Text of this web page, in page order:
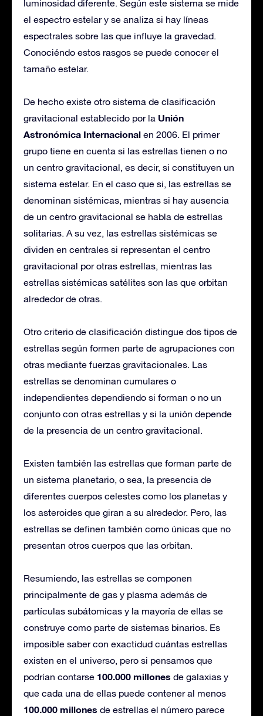
luminosidad diferente. Según este sistema se mide
el espectro estelar y se analiza si hay líneas
espectrales sobre las que influye la gravedad.
Conociéndo estos rasgos se puede conocer el
tamaño estelar.
De hecho existe otro sistema de clasificación
gravitacional establecido por la Unión
Astronómica Internacional en 2006. El primer
grupo tiene en cuenta si las estrellas tienen o no
un centro gravitacional, es decir, si constituyen un
sistema estelar. En el caso que si, las estrellas se
denominan sistémicas, mientras si hay ausencia
de un centro gravitacional se habla de estrellas
solitarias. A su vez, las estrellas sistémicas se
dividen en centrales si representan el centro
gravitacional por otras estrellas, mientras las
estrellas sistémicas satélites son las que orbitan
alrededor de otras.
Otro criterio de clasificación distingue dos tipos de
estrellas según formen parte de agrupaciones con
otras mediante fuerzas gravitacionales. Las
estrellas se denominan cumulares o
independientes dependiendo si forman o no un
conjunto con otras estrellas y si la unión depende
de la presencia de un centro gravitacional.
Existen también las estrellas que forman parte de
un sistema planetario, o sea, la presencia de
diferentes cuerpos celestes como los planetas y
los asteroides que giran a su alrededor. Pero, las
estrellas se definen también como únicas que no
presentan otros cuerpos que las orbitan.
Resumiendo, las estrellas se componen
principalmente de gas y plasma además de
partículas subátomicas y la mayoría de ellas se
construye como parte de sistemas binarios. Es
imposible saber con exactidud cuántas estrellas
existen en el universo, pero si pensamos que
podrían contarse 100.000 millones de galaxias y
que cada una de ellas puede contener al menos
100.000 millones de estrellas el número parece